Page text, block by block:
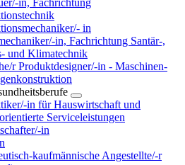
in, Fachrichtung
in
in, Fachrichtung Santär-,
und Klimatechnik
r Produktdesigner/-in - Maschinen-
in für Hauswirtschaft und
Serviceleistungen
in
kaufmännische Angestellte/-r